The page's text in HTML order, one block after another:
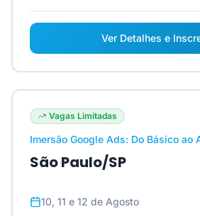
Ver Detalhes e
Vagas Limitadas
Imersão Google Ads: Do Básico ao
São Paulo/SP
10, 11 e 12 de Agosto